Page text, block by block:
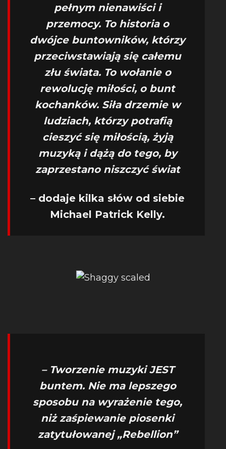
pełnym nienawiści i
przemocy. To historia o
dwójce buntowników, którzy
przeciwstawiają się całemu
złu świata. To wołanie o
rewolucję miłości, o bunt
kochanków. Siła drzemie w
ludziach, którzy potrafią
cieszyć się miłością, żyją
muzyką i dążą do tego, by
zaprzestano niszczyć świat
– dodaje kilka słów od siebie
Michael Patrick Kelly.
– Tworzenie muzyki JEST
buntem. Nie ma lepszego
sposobu na wyrażenie tego,
niż zaśpiewanie piosenki
zatytułowanej „Rebellion”